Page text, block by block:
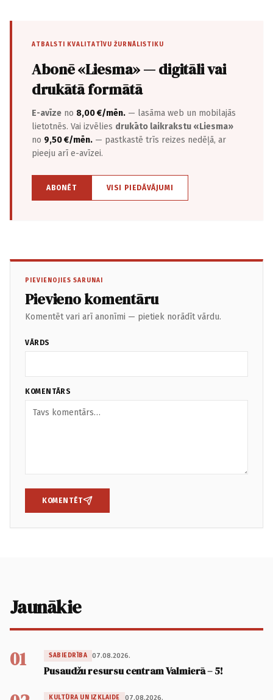
ATBALSTI KVALITATĪVU ŽURNĀLISTIKU
Abonē «Liesma» — digitāli vai
drukātā formātā
E-avīze no 8,00 €/mēn. — lasāma web un mobilajās
lietotnēs. Vai izvēlies drukāto laikrakstu «Liesma»
no 9,50 €/mēn. — pastkastē trīs reizes nedēļā, ar
pieeju arī e-avīzei.
ABONĒT VISI PIEDĀVĀJUMI
PIEVIENOJIES SARUNAI
Pievieno komentāru
Komentēt vari arī anonīmi — pietiek norādīt vārdu.
VĀRDS
KOMENTĀRS
KOMENTĒT
Jaunākie
01 SABIEDRĪBA 07.08.2026.
Pusaudžu resursu centram Valmierā – 5!
KULTŪRA UN IZKLAIDE 07.08.2026.